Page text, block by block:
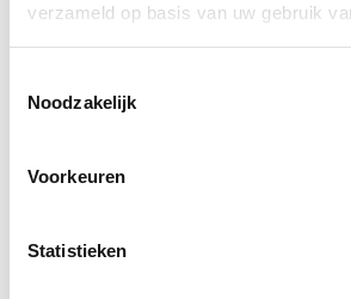
verzameld op basis van uw gebruik
Noodzakelijk
Voorkeuren
Statistieken
© 2026MERWEtechniek B.V.